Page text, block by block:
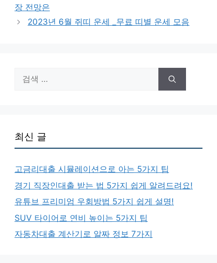
리
장 전망은
2023년 6월 쥐띠 운세 _무료 띠별 운세 모음
색:
최신 글
고금리대출 시뮬레이션으로 아는 5가지 팁
경기 직장인대출 받는 법 5가지 쉽게 알려드려요!
유튜브 프리미엄 우회방법 5가지 쉽게 설명!
SUV 타이어로 연비 높이는 5가지 팁
자동차대출 계산기로 알짜 정보 7가지